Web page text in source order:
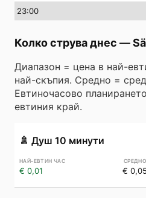
23:00
Колко струва днес —
Диапазон = цена в най-
най-скъпия. Средно =
Евтиночасово
евтиния край.
🚿 Душ 10 минути
€ 0,01 € 0,05